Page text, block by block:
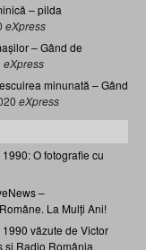
– pilda
eXpress
– Gând de
eXpress
minunată – Gând
eXpress
O fotografie cu
–
La Mulți Ani!
văzute de Victor
și Radio România